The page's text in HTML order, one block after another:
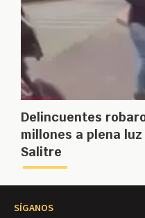
Delincuentes
millones a plena
Salitre
SÍGANOS